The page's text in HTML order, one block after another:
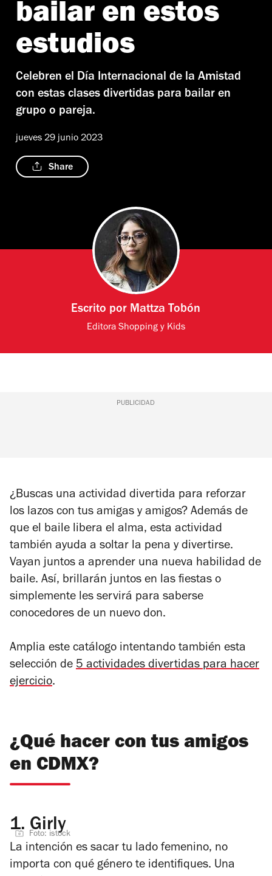
bailar en estos
estudios
Celebren el Día Internacional de la Amistad
con estas clases divertidas para bailar en
grupo o pareja.
jueves 29 junio 2023
Share
Escrito por Mattza Tobón
Editora Shopping y Kids
PUBLICIDAD
¿Buscas una actividad divertida para reforzar
los lazos con tus amigas y amigos? Además de
que el baile libera el alma, esta actividad
también ayuda a soltar la pena y divertirse.
Vayan juntos a aprender una nueva habilidad de
baile. Así, brillarán juntos en las fiestas o
simplemente les servirá para saberse
conocedores de un nuevo don.
Amplia este catálogo intentando también esta
selección de 5 actividades divertidas para hacer
ejercicio.
¿Qué hacer con tus amigos
en CDMX?
1. Girly
Foto: istock
La intención es sacar tu lado femenino, no
importa con qué género te identifiques. Una